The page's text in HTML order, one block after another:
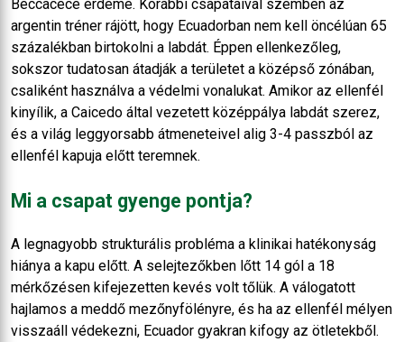
Beccacece érdeme. Korábbi csapataival szemben az
argentin tréner rájött, hogy Ecuadorban nem kell öncélúan 65
százalékban birtokolni a labdát. Éppen ellenkezőleg,
sokszor tudatosan átadják a területet a középső zónában,
csaliként használva a védelmi vonalukat. Amikor az ellenfél
kinyílik, a Caicedo által vezetett középpálya labdát szerez,
és a világ leggyorsabb átmeneteivel alig 3-4 passzból az
ellenfél kapuja előtt teremnek.
Mi a csapat gyenge pontja?
A legnagyobb strukturális probléma a klinikai hatékonyság
hiánya a kapu előtt. A selejtezőkben lőtt 14 gól a 18
mérkőzésen kifejezetten kevés volt tőlük. A válogatott
hajlamos a meddő mezőnyfölényre, és ha az ellenfél mélyen
visszaáll védekezni, Ecuador gyakran kifogy az ötletekből.